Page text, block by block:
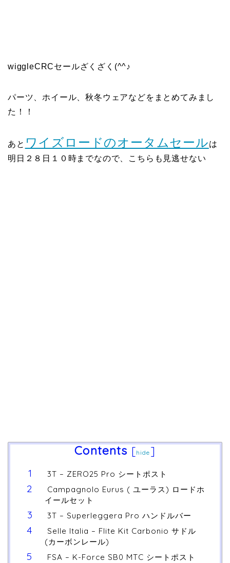
wiggleCRCセールざくざく(^^♪
パーツ、ホイール、秋冬ウェアなどをまとめてみまし
た！！
あと ワイズロードのオータムセールは
明日２８日１０時までなので、こちらも見逃せない
Contents [hide ]
3T – ZERO25 Pro シートポスト
Campagnolo Eurus ( ユーラス) ロードホ
イールセット
3T – Superleggera Pro ハンドルバー
Selle Italia – Flite Kit Carbonio サドル
(カーボンレール)
FSA – K-Force SB0 MTC シートポスト